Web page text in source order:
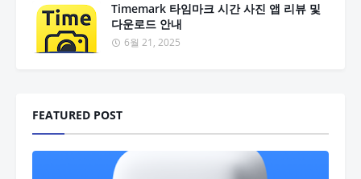
Timemark 타임마크 시간 사진 앱 리뷰 및
다운로드 안내
6월 21, 2025
FEATURED POST